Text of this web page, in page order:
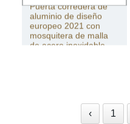
Puerta corredera de
aluminio de diseño
europeo 2021 con
mosquitera de malla
de acero inoxidable
‹ 1